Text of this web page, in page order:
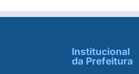
Institucional
da Prefeitura